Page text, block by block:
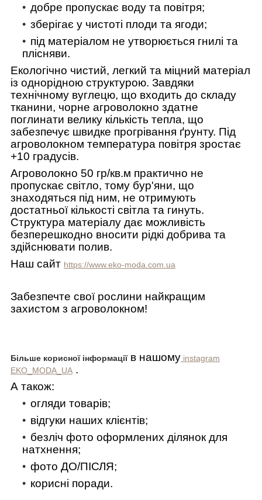
добре пропускає воду та повітря;
зберігає у чистоті плоди та ягоди;
під матеріалом не утворюється гнилі та
плісняви.
Екологічно чистий, легкий та міцний матеріал
із однорідною структурою. Завдяки
технічному вуглецю, що входить до складу
тканини, чорне агроволокно здатне
поглинати велику кількість тепла, що
забезпечує швидке прогрівання ґрунту. Під
агроволокном температура повітря зростає
+10 градусів.
Агроволокно 50 гр/кв.м практично не
пропускає світло, тому бур'яни, що
знаходяться під ним, не отримують
достатньої кількості світла та гинуть.
Структура матеріалу дає можливість
безперешкодно вносити рідкі добрива та
здійснювати полив.
Наш сайт https://www.eko-moda.com.ua
Забезпечте свої рослини найкращим
захистом з агроволокном!
Більше корисної інформаціїв нашому instagram
EKO_MODA_UA .
А також:
огляди товарів;
відгуки наших клієнтів;
безліч фото оформлених ділянок для
натхнення;
фото ДО/ПІСЛЯ;
корисні поради.